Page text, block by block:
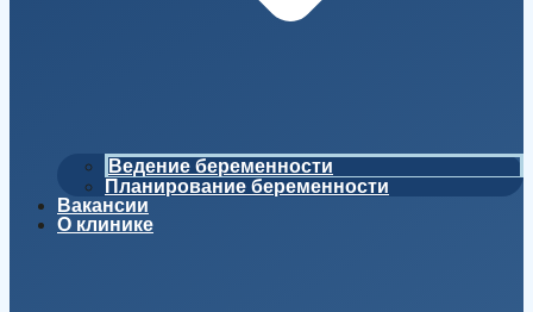
Ведение беременности
Планирование беременности
Вакансии
О клинике